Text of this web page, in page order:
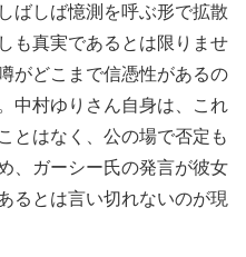
ばしば憶測を呼ぶ形で拡散
も真実であるとは限りませ
がどこまで信憑性があるの
中村ゆりさん自身は、これ
とはなく、公の場で否定も
、ガーシー氏の発言が彼女
るとは言い切れないのが現